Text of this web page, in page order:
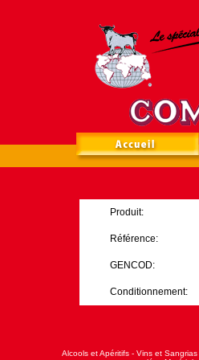
Produit:
Référence:
GENCOD:
Conditionnement:
Alcools et Apéritifs - Vins et Sangrias